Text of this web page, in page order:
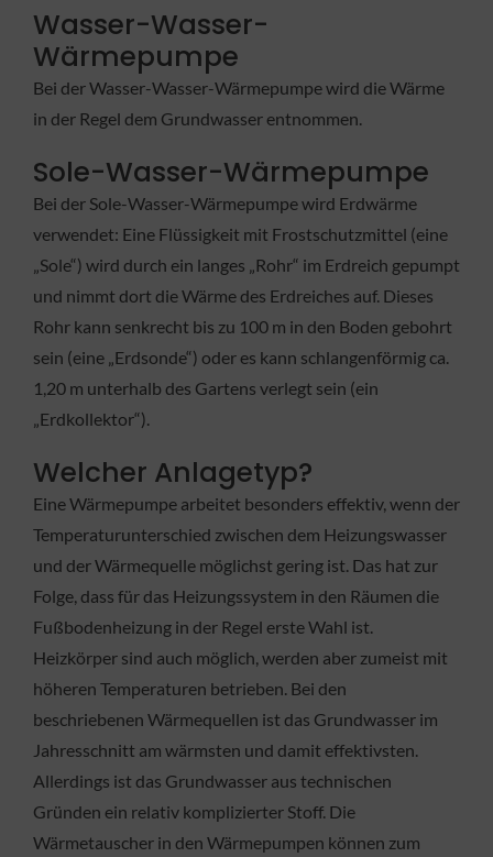
Wasser-Wasser-
Wärmepumpe
Bei der Wasser-Wasser-Wärmepumpe wird die Wärme
in der Regel dem Grundwasser entnommen.
Sole-Wasser-Wärmepumpe
Bei der Sole-Wasser-Wärmepumpe wird Erdwärme
verwendet: Eine Flüssigkeit mit Frostschutzmittel (eine
„Sole“) wird durch ein langes „Rohr“ im Erdreich gepumpt
und nimmt dort die Wärme des Erdreiches auf. Dieses
Rohr kann senkrecht bis zu 100 m in den Boden gebohrt
sein (eine „Erdsonde“) oder es kann schlangenförmig ca.
1,20 m unterhalb des Gartens verlegt sein (ein
„Erdkollektor“).
Welcher Anlagetyp?
Eine Wärmepumpe arbeitet besonders effektiv, wenn der
Temperaturunterschied zwischen dem Heizungswasser
und der Wärmequelle möglichst gering ist. Das hat zur
Folge, dass für das Heizungssystem in den Räumen die
Fußbodenheizung in der Regel erste Wahl ist.
Heizkörper sind auch möglich, werden aber zumeist mit
höheren Temperaturen betrieben. Bei den
beschriebenen Wärmequellen ist das Grundwasser im
Jahresschnitt am wärmsten und damit effektivsten.
Allerdings ist das Grundwasser aus technischen
Gründen ein relativ komplizierter Stoff. Die
Wärmetauscher in den Wärmepumpen können zum